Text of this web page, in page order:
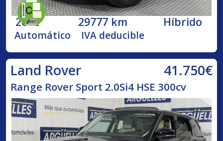
2022 29777 km Híbrido
Automático IVA deducible
Land Rover 41.750€
Range Rover Sport 2.0Si4 HSE 300cv